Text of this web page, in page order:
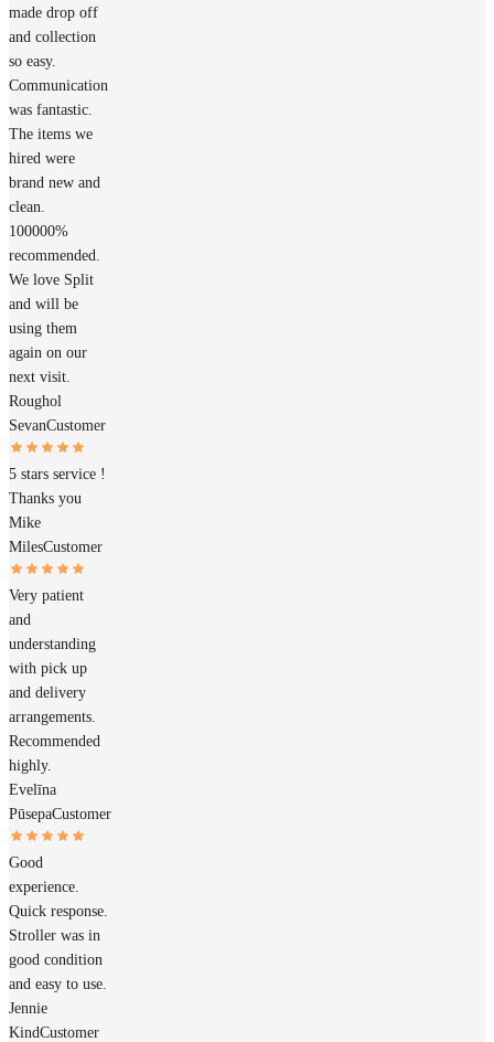
made drop off
and collection
so easy.
Communication
was fantastic.
The items we
hired were
brand new and
clean.
100000%
recommended.
We love Split
and will be
using them
again on our
next visit.
Roughol
SevanCustomer
5 stars service !
Thanks you
Mike
MilesCustomer
Very patient
and
understanding
with pick up
and delivery
arrangements.
Recommended
highly.
Evelīna
PūsepaCustomer
Good
experience.
Quick response.
Stroller was in
good condition
and easy to use.
Jennie
KindCustomer